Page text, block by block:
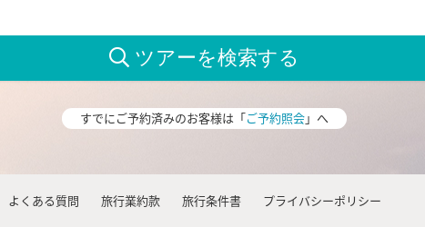
すでにご予約済みのお客様は「ご予約照会」へ
よくある質問 旅行業約款 旅行条件書 プライバシーポリシー